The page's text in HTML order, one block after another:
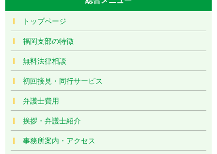
トップページ
福岡支部の特徴
無料法律相談
初回接見・同行サービス
弁護士費用
挨拶・弁護士紹介
事務所案内・アクセス